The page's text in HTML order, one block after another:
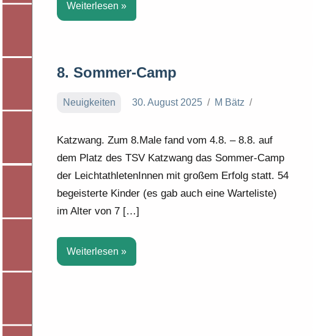
Weiterlesen
8. Sommer-Camp
Neuigkeiten 30. August 2025 M Bätz
Katzwang. Zum 8.Male fand vom 4.8. – 8.8. auf
dem Platz des TSV Katzwang das Sommer-Camp
der LeichtathletenInnen mit großem Erfolg statt. 54
begeisterte Kinder (es gab auch eine Warteliste)
im Alter von 7 […]
Weiterlesen